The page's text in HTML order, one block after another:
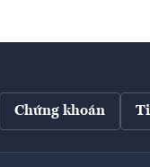
Chứng khoán